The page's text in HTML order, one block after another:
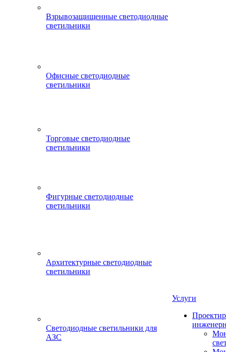
Взрывозащищенные светодиодные
светильники
Офисные светодиодные
светильники
Торговые светодиодные
светильники
Фигурные светодиодные
светильники
Архитектурные светодиодные
светильники
Светодиодные светильники для
АЗС
Услуги